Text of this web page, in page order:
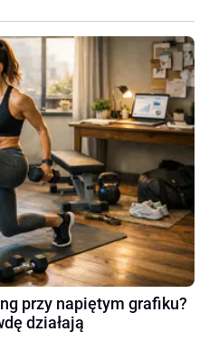
przy napiętym grafiku?
działają